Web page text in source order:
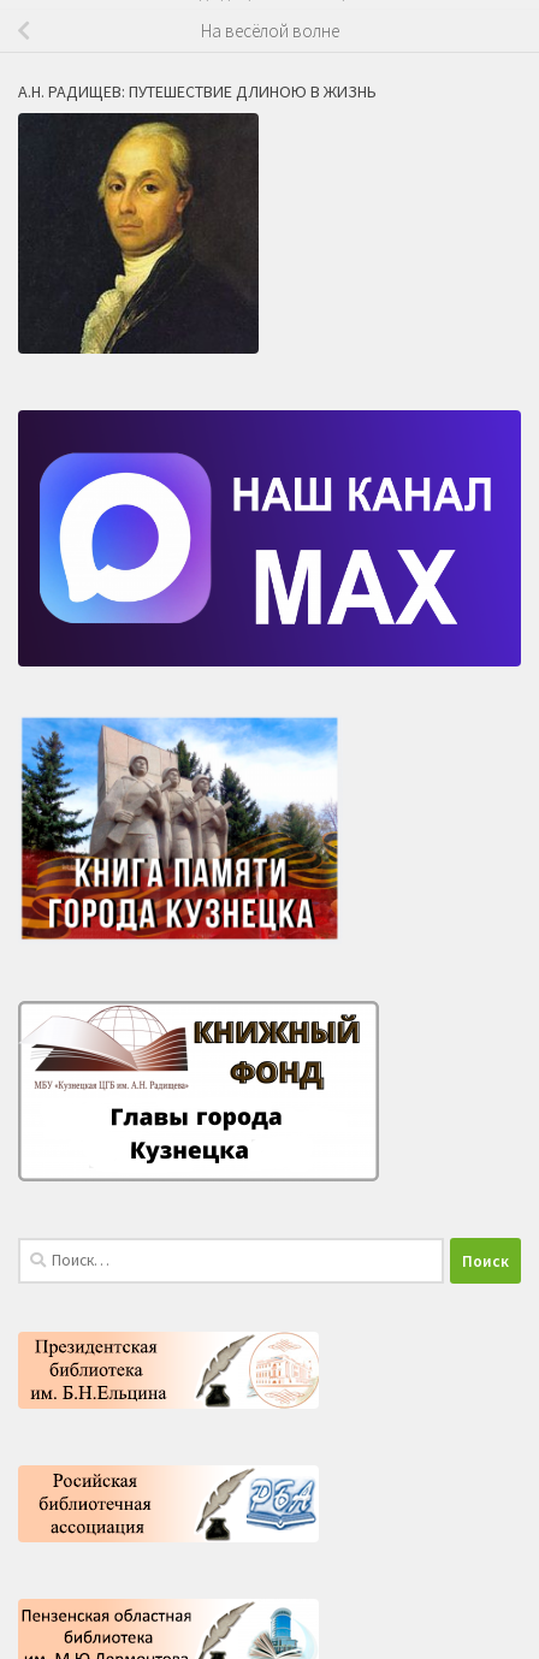
На весёлой волне
А.Н. РАДИЩЕВ: ПУТЕШЕСТВИЕ ДЛИНОЮ В ЖИЗНЬ
Найти: